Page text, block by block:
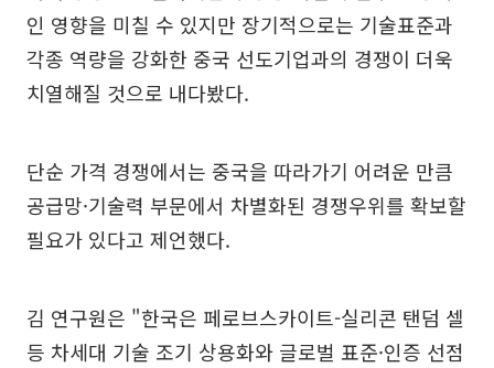
인 영향을 미칠 수 있지만 장기적으로는 기술표준과
각종 역량을 강화한 중국 선도기업과의 경쟁이 더욱
치열해질 것으로 내다봤다.
단순 가격 경쟁에서는 중국을 따라가기 어려운 만큼
공급망·기술력 부문에서 차별화된 경쟁우위를 확보할
필요가 있다고 제언했다.
김 연구원은 "한국은 페로브스카이트-실리콘 탠덤 셀
등 차세대 기술 조기 상용화와 글로벌 표준·인증 선점